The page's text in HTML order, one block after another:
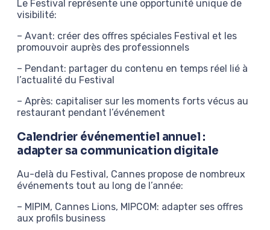
Le Festival représente une opportunité unique de
visibilité:
– Avant: créer des offres spéciales Festival et les
promouvoir auprès des professionnels
– Pendant: partager du contenu en temps réel lié à
l’actualité du Festival
– Après: capitaliser sur les moments forts vécus au
restaurant pendant l’événement
Calendrier événementiel annuel :
adapter sa communication digitale
Au-delà du Festival, Cannes propose de nombreux
événements tout au long de l’année:
– MIPIM, Cannes Lions, MIPCOM: adapter ses offres
aux profils business